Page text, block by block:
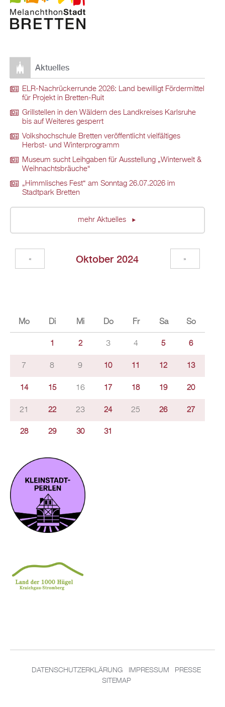
Aktuelles
ELR-Nachrückerrunde 2026: Land bewilligt Fördermittel
für Projekt in Bretten-Ruit
Grillstellen in den Wäldern des Landkreises Karlsruhe
bis auf Weiteres gesperrt
Volkshochschule Bretten veröffentlicht vielfältiges
Herbst- und Winterprogramm
Museum sucht Leihgaben für Ausstellung „Winterwelt &
Weihnachtsbräuche“
„Himmlisches Fest“ am Sonntag 26.07.2026 im
Stadtpark Bretten
mehr Aktuelles
Oktober 2024
« »
Mo Di Mi Do Fr Sa So
1 2 3 4 5 6
7 8 9 10 11 12 13
14 15 16 17 18 19 20
21 22 23 24 25 26 27
28 29 30 31
DATENSCHUTZERKLÄRUNG IMPRESSUM
PRESSE
SITEMAP